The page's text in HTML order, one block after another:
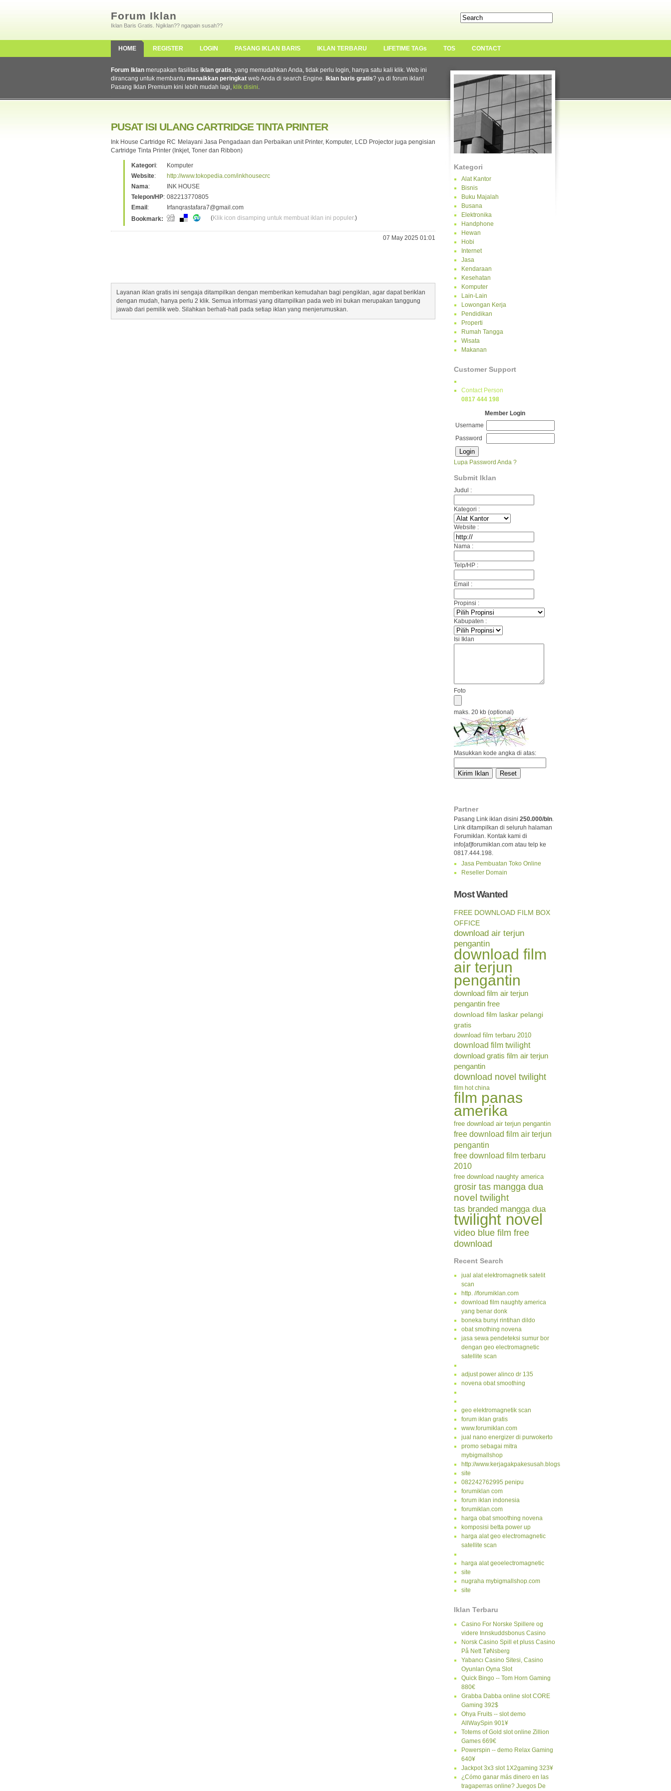
Forum Iklan
Iklan Baris Gratis. Ngiklan?? ngapain susah??
HOME REGISTER LOGIN PASANG IKLAN BARIS IKLAN TERBARU LIFETIME TAGs TOS CONTACT
Kategori
Alat Kantor
Bisnis
Buku Majalah
Busana
Elektronika
Handphone
Hewan
Hobi
Internet
Jasa
Kendaraan
Kesehatan
Komputer
Lain-Lain
Lowongan Kerja
Pendidikan
Properti
Rumah Tangga
Wisata
Makanan
Customer Support
Contact Person
0817 444 198
Member Login
Username
Password
Lupa Password Anda ?
Submit Iklan
Judul :
Kategori :
Website :
Nama :
Telp/HP :
Email :
Propinsi :
Kabupaten :
Isi Iklan
Foto
maks. 20 kb (optional)
Masukkan kode angka di atas:
Partner
Pasang Link iklan disini 250.000/bln.
Link ditampilkan di seluruh halaman
Forumiklan. Kontak kami di
info[at]forumiklan.com atau telp ke
0817.444.198.
Jasa Pembuatan Toko Online
Reseller Domain
Most Wanted
FREE DOWNLOAD FILM BOX
OFFICE
download air terjun
pengantin
download film
air terjun
pengantin
download film air terjun
pengantin free
download film laskar pelangi
gratis
download film terbaru 2010
download film twilight
download gratis film air terjun
pengantin
download novel twilight
film hot china
film panas
amerika
free download air terjun pengantin
free download film air terjun
pengantin
free download film terbaru
2010
free download naughty america
grosir tas mangga dua
novel twilight
tas branded mangga dua
twilight novel
video blue film free
download
Recent Search
jual alat elektromagnetik satelit
scan
http. //forumiklan.com
download film naughty america
yang benar donk
boneka bunyi rintihan dildo
obat smothing novena
jasa sewa pendeteksi sumur bor
dengan geo electromagnetic
satellite scan
adjust power alinco dr 135
novena obat smoothing
geo elektromagnetik scan
forum iklan gratis
www.forumiklan.com
jual nano energizer di purwokerto
promo sebagai mitra
mybigmallshop
http://www.kerjagakpakesusah.blogspot.com/
site
082242762995 penipu
forumiklan com
forum iklan indonesia
forumiklan.com
harga obat smoothing novena
komposisi betta power up
harga alat geo electromagnetic
satellite scan
harga alat geoelectromagnetic
site
nugraha mybigmallshop.com
site
Iklan Terbaru
Casino For Norske Spillere og
videre Innskuddsbonus Casino
Norsk Casino Spill et pluss Casino
På Nett TøNsberg
Yabancı Casino Sitesi, Casino
Oyunları Oyna Slot
Quick Bingo -- Tom Horn Gaming
880€
Grabba Dabba online slot CORE
Gaming 392$
Ohya Fruits -- slot demo
AllWaySpin 901¥
Totems of Gold slot online Zillion
Games 669€
Powerspin -- demo Relax Gaming
640¥
Jackpot 3x3 slot 1X2gaming 323¥
¿Cómo ganar más dinero en las
tragaperras online? Juegos De
Forum Iklan merupakan fasilitas iklan gratis, yang memudahkan Anda, tidak perlu login, hanya satu kali klik. Web ini
dirancang untuk membantu menaikkan peringkat web Anda di search Engine. Iklan baris gratis? ya di forum iklan!
Pasang Iklan Premium kini lebih mudah lagi, klik disini.
PUSAT ISI ULANG CARTRIDGE TINTA PRINTER
Ink House Cartridge RC Melayani Jasa Pengadaan dan Perbaikan unit Printer, Komputer, LCD Projector juga pengisian
Cartridge Tinta Printer (Inkjet, Toner dan Ribbon)
Kategori:
Komputer
Website:
http://www.tokopedia.com/inkhousecrc
Nama:
INK HOUSE
Telepon/HP: 082213770805
Email :
Irfanqrastafara7@gmail.com
Bookmark:
(Klik icon disamping untuk membuat iklan ini populer.)
07 May 2025 01:01
Layanan iklan gratis ini sengaja ditampilkan dengan memberikan kemudahan bagi pengiklan, agar dapat beriklan
dengan mudah, hanya perlu 2 klik. Semua informasi yang ditampilkan pada web ini bukan merupakan tanggung
jawab dari pemilik web. Silahkan berhati-hati pada setiap iklan yang menjerumuskan.